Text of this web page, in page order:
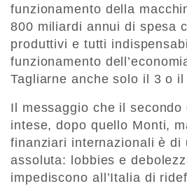
funzionamento della
800 miliardi annui di spesa
produttivi e tutti
funzionamento
Tagliarne anche solo il 3 o
Il messaggio che il
intese, dopo quello Monti,
finanziari internazionali è di
assoluta: lobbies e
impediscono all’Italia di